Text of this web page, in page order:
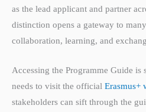
as the lead applicant and partner
distinction opens a gateway to
collaboration, learning, and
Accessing the Programme Guide
needs to visit the official Erasmus+
stakeholders can sift through the